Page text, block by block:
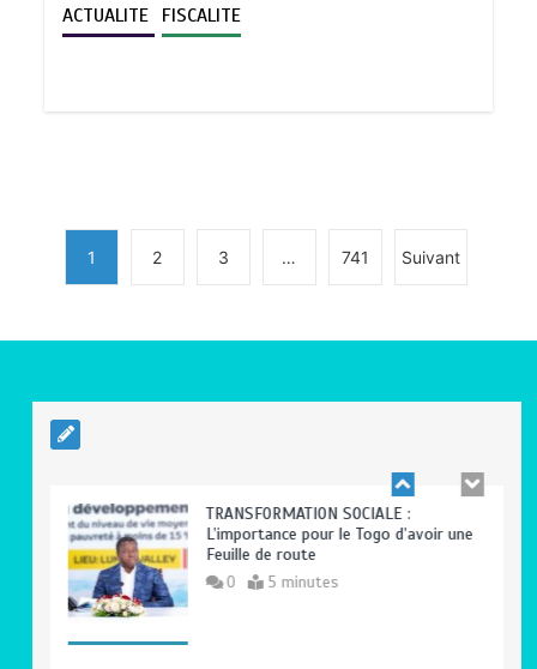
ACTUALITE FISCALITE
1 2 3 … 741 Suivant
TRANSFORMATION SOCIALE :
L’importance pour le Togo d’avoir une
Feuille de route
0 5 minutes